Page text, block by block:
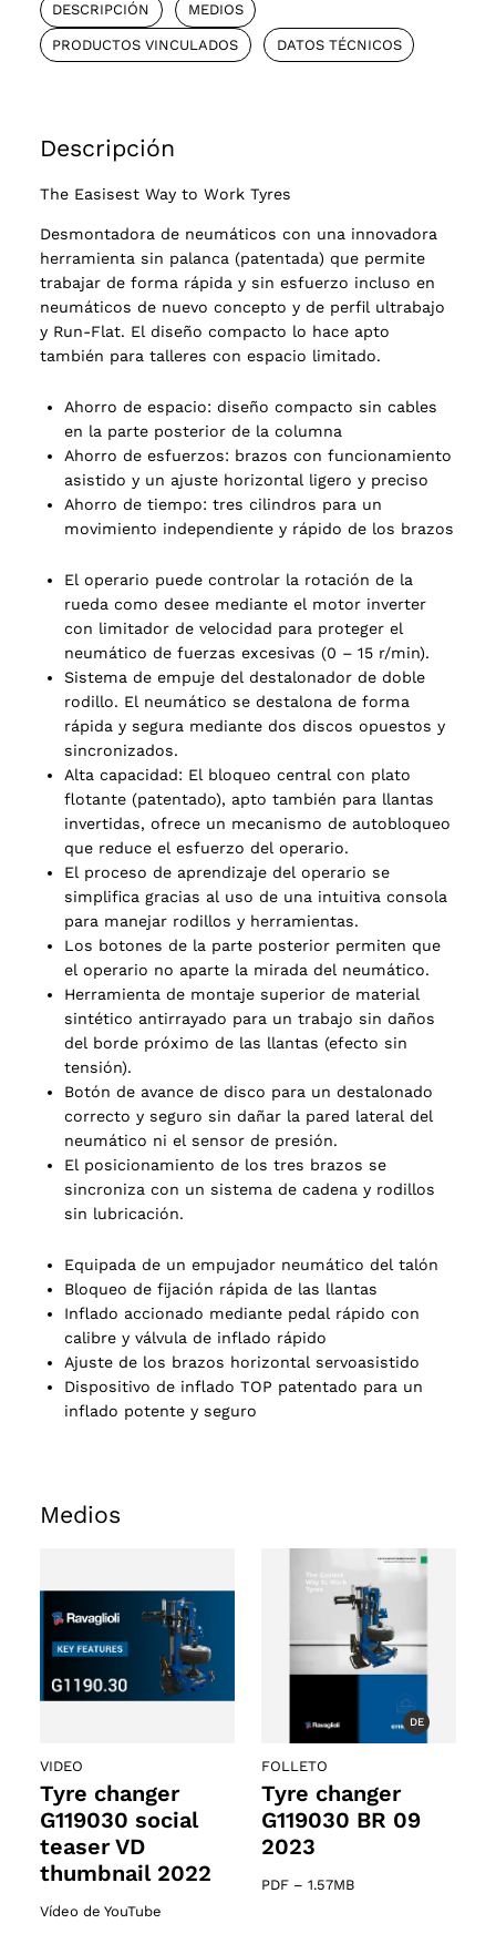
2 products
DESCRIPCIÓN MEDIOS
PRODUCTOS VINCULADOS DATOS TÉCNICOS
Descripción
The Easisest Way to Work Tyres
Desmontadora de neumáticos con una innovadora
herramienta sin palanca (patentada) que permite
trabajar de forma rápida y sin esfuerzo incluso en
neumáticos de nuevo concepto y de perfil ultrabajo
y Run-Flat. El diseño compacto lo hace apto
también para talleres con espacio limitado.
Ahorro de espacio: diseño compacto sin cables
en la parte posterior de la columna
Ahorro de esfuerzos: brazos con funcionamiento
asistido y un ajuste horizontal ligero y preciso
Ahorro de tiempo: tres cilindros para un
movimiento independiente y rápido de los brazos
El operario puede controlar la rotación de la
rueda como desee mediante el motor inverter
con limitador de velocidad para proteger el
neumático de fuerzas excesivas (0 – 15 r/min).
Sistema de empuje del destalonador de doble
rodillo. El neumático se destalona de forma
rápida y segura mediante dos discos opuestos y
sincronizados.
Alta capacidad: El bloqueo central con plato
flotante (patentado), apto también para llantas
invertidas, ofrece un mecanismo de autobloqueo
que reduce el esfuerzo del operario.
El proceso de aprendizaje del operario se
simplifica gracias al uso de una intuitiva consola
para manejar rodillos y herramientas.
Los botones de la parte posterior permiten que
el operario no aparte la mirada del neumático.
Herramienta de montaje superior de material
sintético antirrayado para un trabajo sin daños
del borde próximo de las llantas (efecto sin
tensión).
Botón de avance de disco para un destalonado
correcto y seguro sin dañar la pared lateral del
neumático ni el sensor de presión.
El posicionamiento de los tres brazos se
sincroniza con un sistema de cadena y rodillos
sin lubricación.
Equipada de un empujador neumático del talón
Bloqueo de fijación rápida de las llantas
Inflado accionado mediante pedal rápido con
calibre y válvula de inflado rápido
Ajuste de los brazos horizontal servoasistido
Dispositivo de inflado TOP patentado para un
inflado potente y seguro
Medios
VIDEO
Tyre changer
G119030 social
teaser VD
thumbnail 2022
Vídeo de YouTube
DE
FOLLETO
Tyre changer
G119030 BR 09
2023
PDF – 1.57MB